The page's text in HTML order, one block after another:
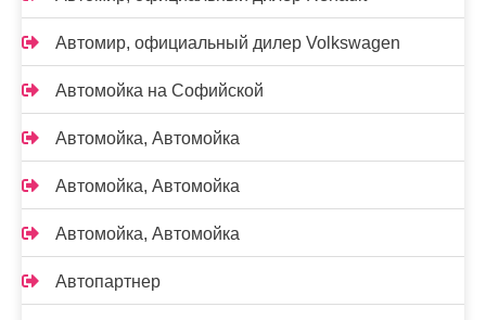
Автомир, официальный дилер Volkswagen
Автомойка на Софийской
Автомойка, Автомойка
Автомойка, Автомойка
Автомойка, Автомойка
Автопартнер